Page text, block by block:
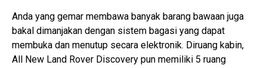
Anda yang gemar membawa banyak barang bawaan juga
bakal dimanjakan dengan sistem bagasi yang dapat
membuka dan menutup secara elektronik. Diruang kabin,
All New Land Rover Discovery pun memiliki 5 ruang